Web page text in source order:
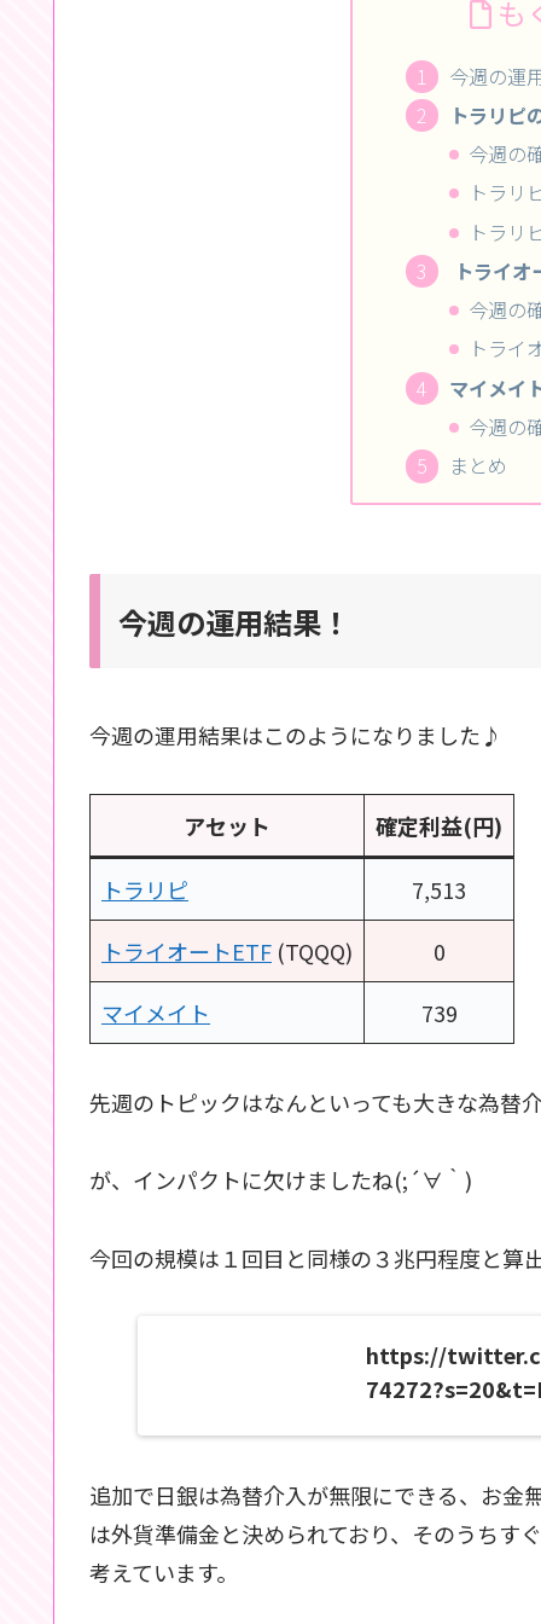
も
今週の運
トラリピ
今週の
トラリ
トラリ
トライ
今週の
トライ
マイメイ
今週の
まとめ
今週の運用結果！
今週の運用結果はこのようになりました♪
アセット 確定利益(円)
トラリピ
7,513
トライオートETF (TQQQ)
0
マイメイト
739
先週のトピックはなんといっても大きな為替介
が、インパクトに欠けましたね(;´∀｀)
今回の規模は１回目と同様の３兆円程度と算
https://
追加で日銀は為替介入が無限にできる、お金
は外貨準備金と決められており、そのうちす
考えています。